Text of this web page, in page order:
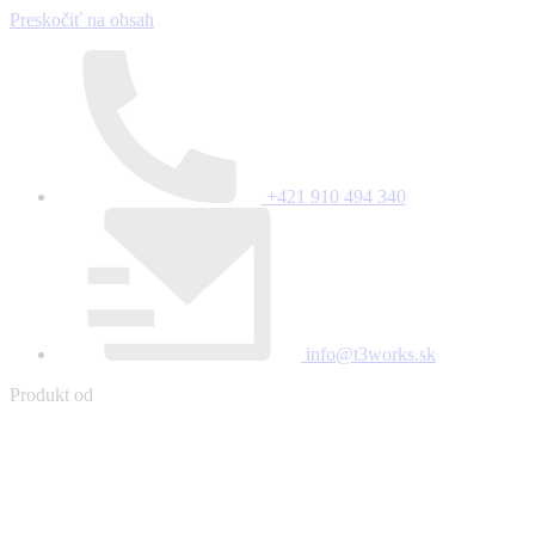
Preskočiť na obsah
+421 910 494 340
info@t3works.sk
Produkt od